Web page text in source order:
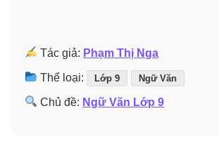
Tác giả: Phạm Thị Nga
Thể loại: Lớp 9 Ngữ Văn
Chủ đề: Ngữ Văn Lớp 9